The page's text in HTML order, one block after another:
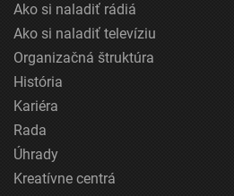
Ako si naladiť rádiá
Ako si naladiť televíziu
Organizačná štruktúra
História
Kariéra
Rada
Úhrady
Kreatívne centrá